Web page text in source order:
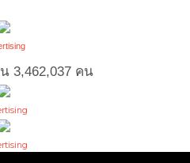
3,462,037 คน